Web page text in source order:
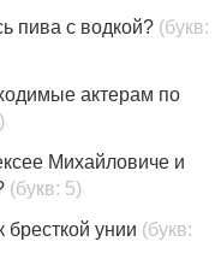
пива с водкой? (букв:
актерам по
Михайловиче и
(букв: 5)
бресткой унии (букв: